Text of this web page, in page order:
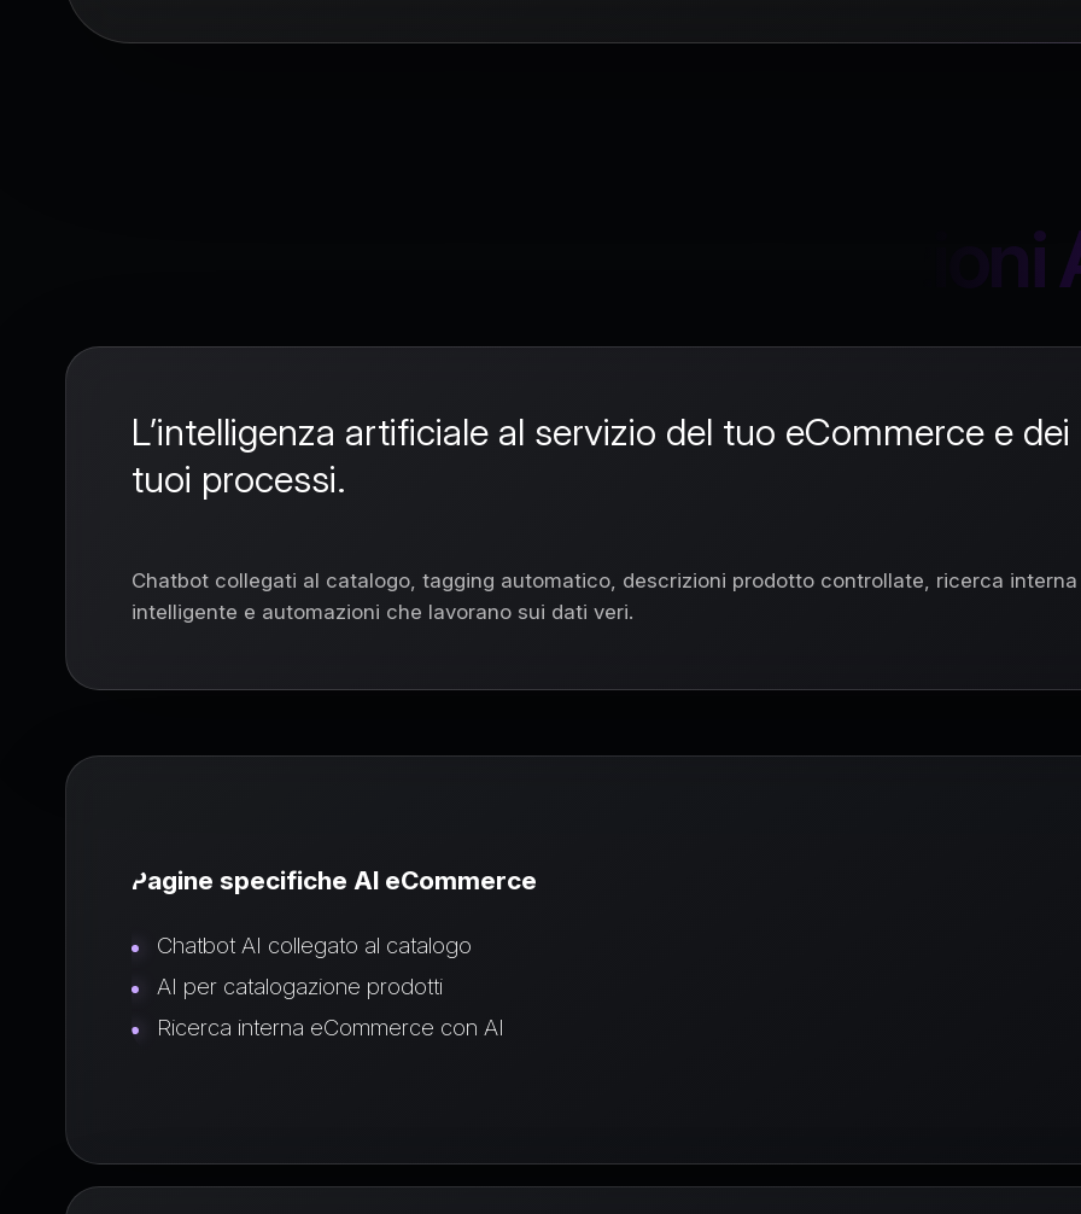
ChatBot, Analisi e Automazioni
L’intelligenza artificiale al servizio del tuo eCommerce e dei
tuoi processi.
Chatbot collegati al catalogo, tagging automatico, descrizioni prodotto controllate, ricerca interna
intelligente e automazioni che lavorano sui dati veri.
Pagine specifiche AI eCommerce
Chatbot AI collegato al catalogo
AI per catalogazione prodotti
Ricerca interna eCommerce con AI